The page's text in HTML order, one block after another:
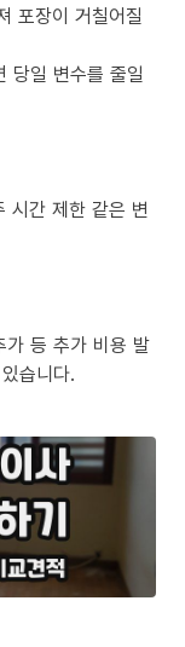
포장이 거칠어질
당일 변수를 줄일
시간 제한 같은 변
가 등 추가 비용 발
습니다.